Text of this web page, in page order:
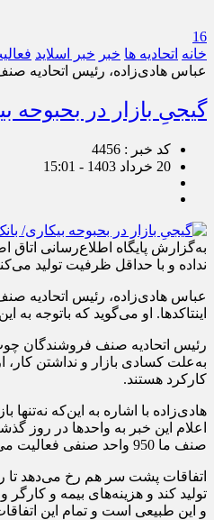
16
خانه اتحادیه ها خبر خبر اسلايد
عباس هادی‌زاده، رئیس اتحادیه
گیجیِ بازار در بحبوحه
کد خبر : 4456
20 خرداد 1403 - 15:01
به‌گزارش پایگاه اطلاع‌رسانی اتاق
نداده و با حداقل ظرفیت تولید
عباس هادی‌زاده، رئیس اتحادیه
اینتاکدها. او می‌گوید که باتوجه
رئیس اتحادیه صنف فروشندگان
به‌علت کسادی بازار و نداشتن
کارکرد هستند.
هادی‌زاده با اشاره به این‌که
صنف ما 950 واحد صنفی فعالیت می‌کنند و شهرک‌های صنفی دیگر هم هستند که برق آن‌ها هم قطع می‌شوند.»
اتفاقات پشت سر هم رخ می‌دهد تا
تولید کند و هزینه‌های بیمه و
و این طبیعی است و تمام این